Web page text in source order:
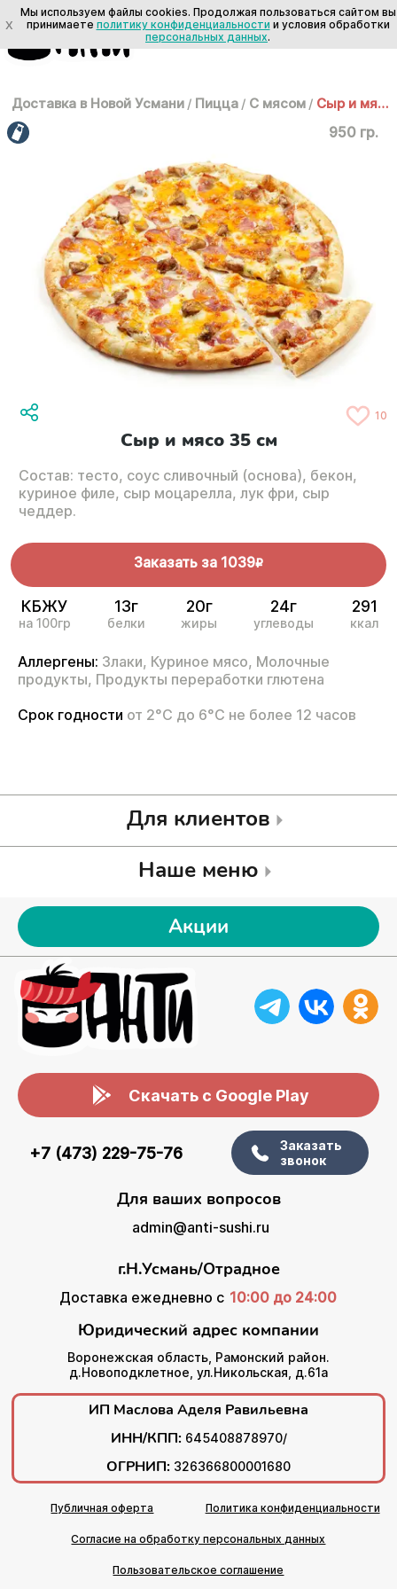
Доставка в Новой Усмани / Пицца / С мясом / Сыр и мясо 35 см
950 гр.
10
Сыр и мясо 35 см
Состав: тесто, соус сливочный (основа), бекон,
куриное филе, сыр моцарелла, лук фри, сыр
чеддер.
Заказать за 1039R
КБЖУ
на 100гр
13г
белки
20г
жиры
24г
углеводы
291
ккал
Аллергены: Злаки, Куриное мясо, Молочные
продукты, Продукты переработки глютена
Срок годности от 2°С до 6°С не более 12 часов
Для клиентов
Наше меню
Акции
Скачать с Google Play
+7 (473) 229-75-76
Заказать
звонок
Для ваших вопросов
admin@anti-sushi.ru
г.Н.Усмань/Отрадное
Доставка ежедневно с 10:00 до 24:00
Юридический адрес компании
Воронежская область, Рамонский район.
д.Новоподклетное, ул.Никольская, д.61а
ИП Маслова Аделя Равильевна
ИНН/КПП: 645408878970/
ОГРНИП: 326366800001680
Публичная оферта Политика конфиденциальности
Согласие на обработку персональных данных
Пользовательское соглашение
X
Мы используем файлы cookies. Продолжая пользоваться сайтом вы
принимаете политику конфиденциальности и условия обработки
персональных данных.